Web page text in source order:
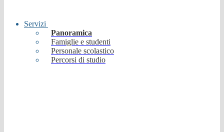
Servizi
Panoramica
Famiglie e studenti
Personale scolastico
Percorsi di studio